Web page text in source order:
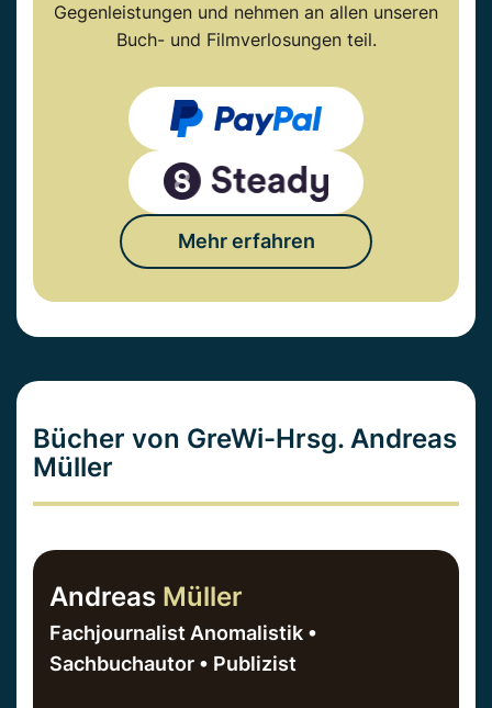
Gegenleistungen und nehmen an allen unseren
Buch- und Filmverlosungen teil.
Mehr erfahren
Bücher von GreWi-Hrsg. Andreas
Müller
Andreas Müller
Fachjournalist Anomalistik •
Sachbuchautor • Publizist